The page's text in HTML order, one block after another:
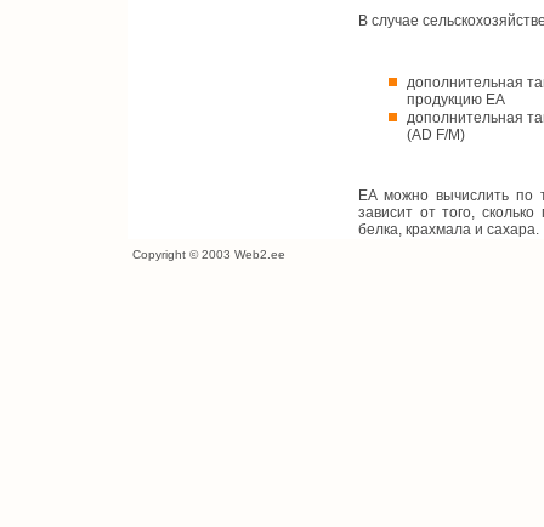
В случае
дополнительная
продукцию EA
дополнительная
(AD F/M)
EA можно вычислить по
зависит от того,
белка, крахмала и сахара.
Copyright © 2003 Web2.ee